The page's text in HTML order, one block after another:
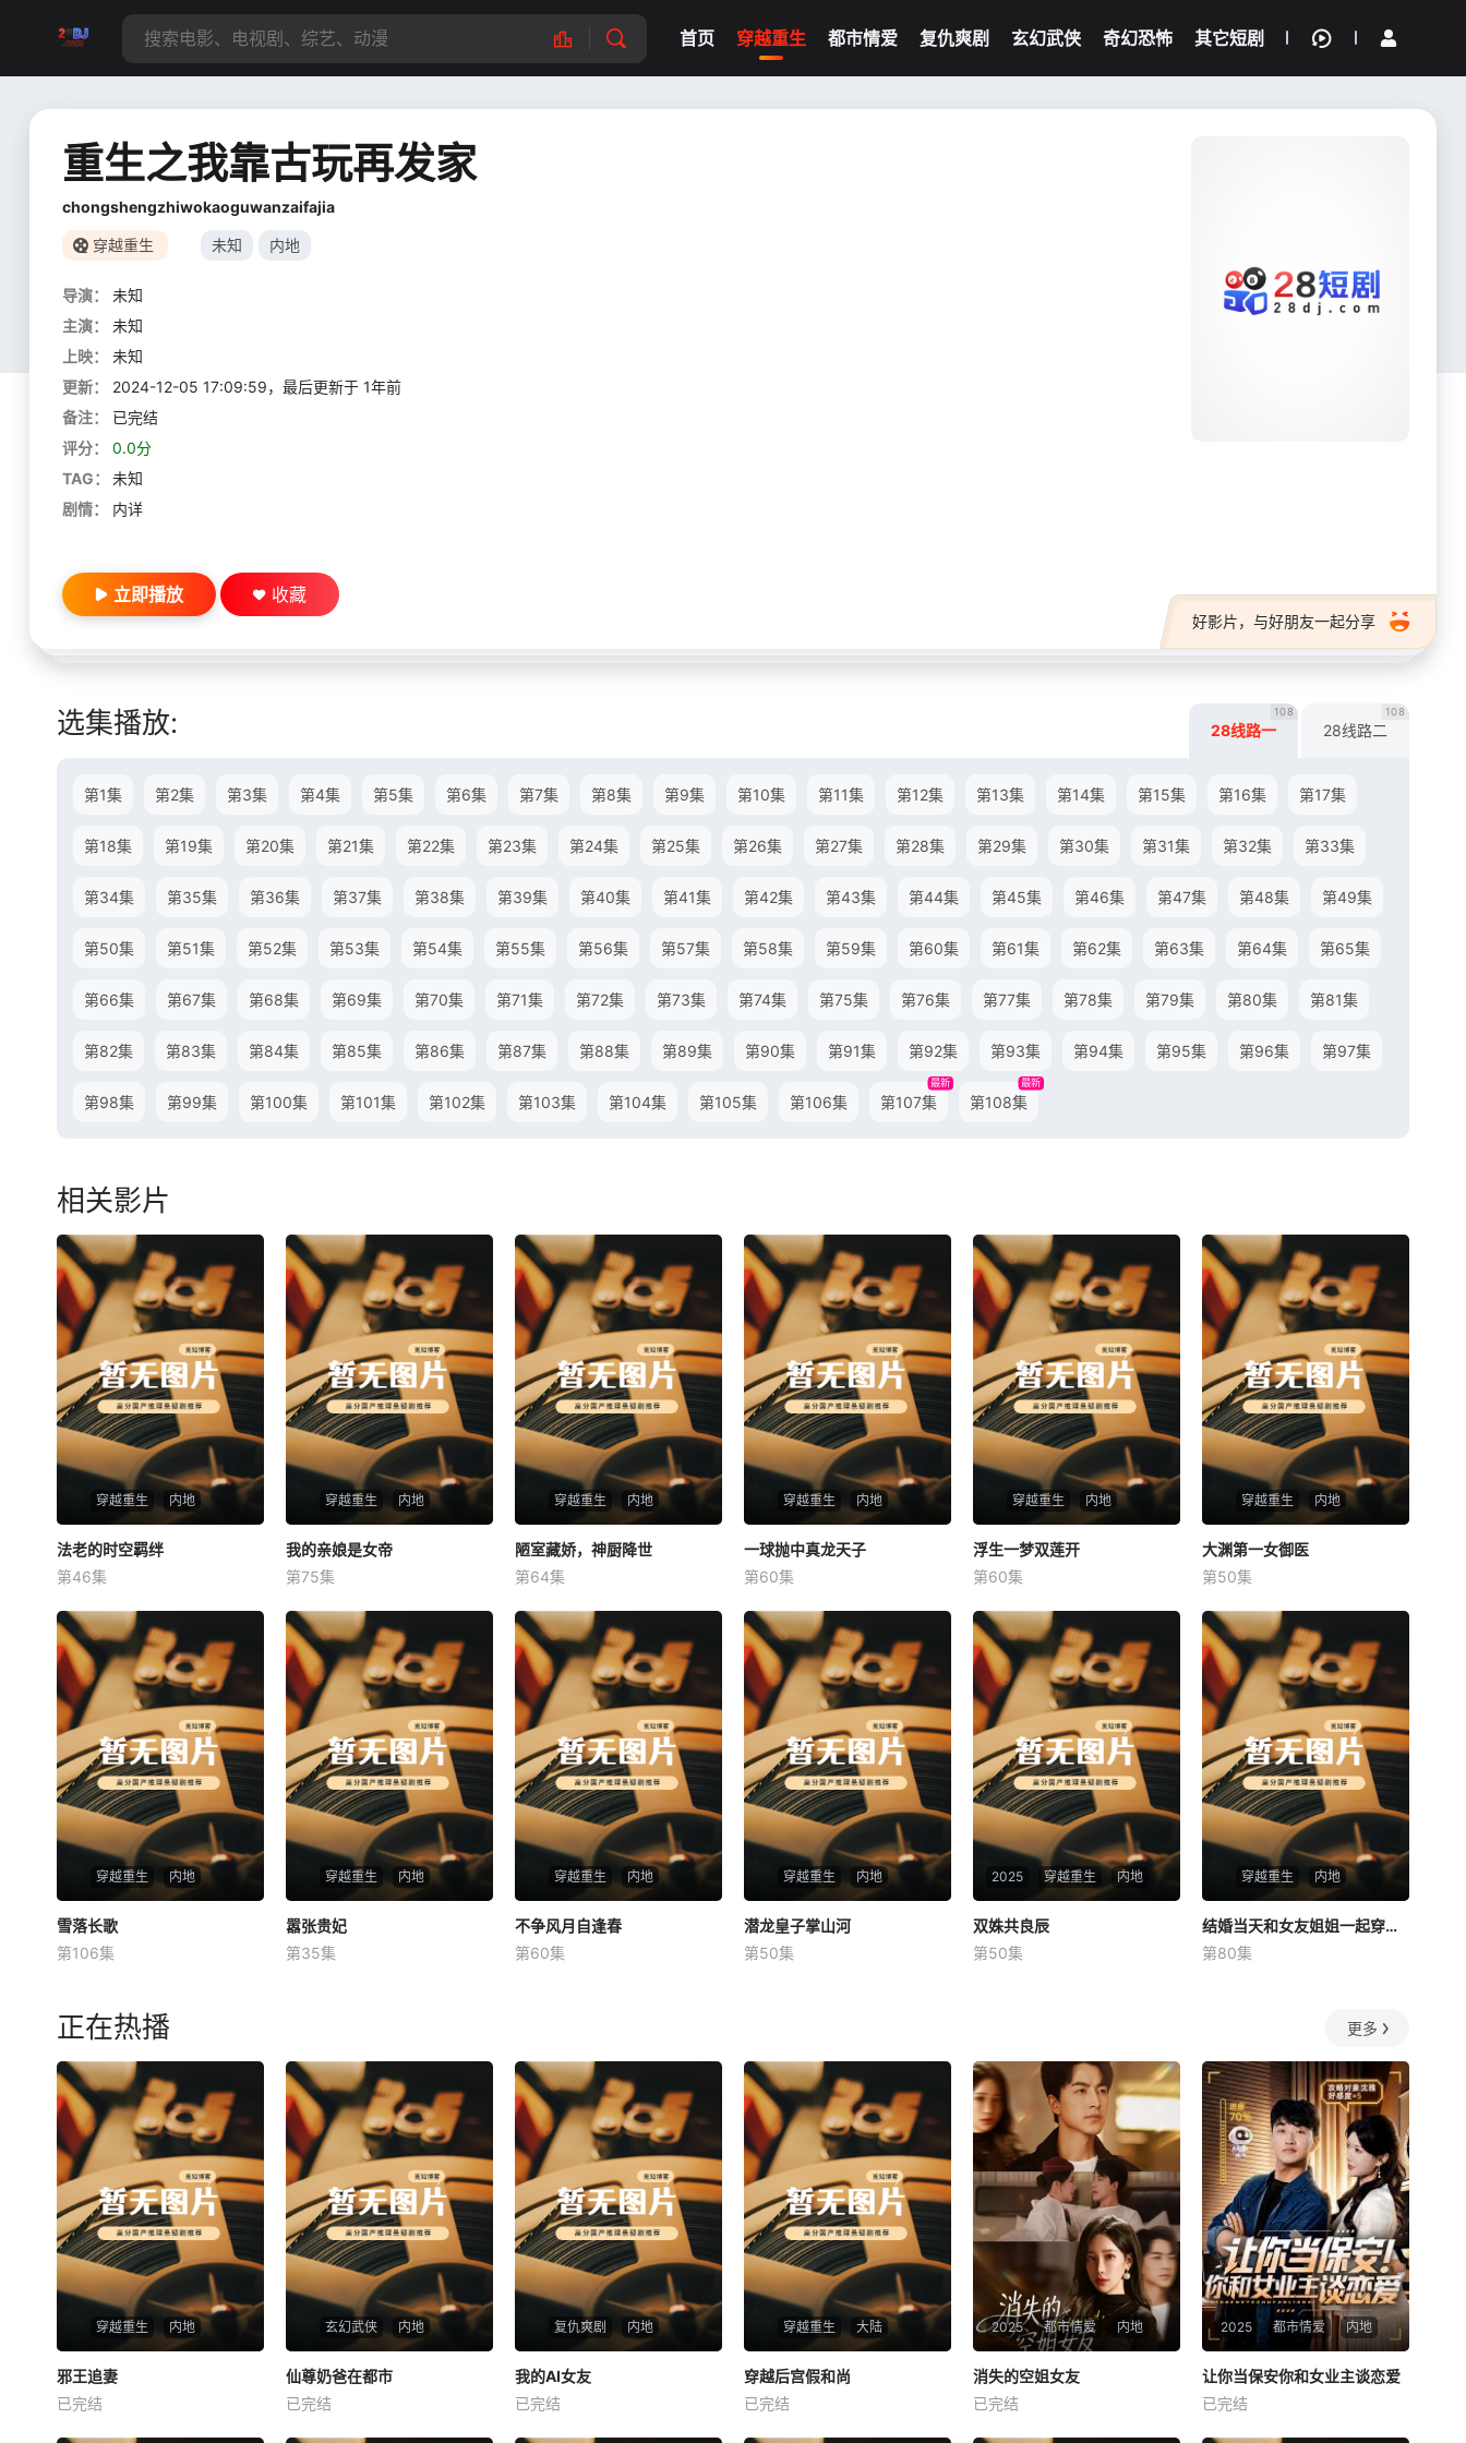
首页 穿越重生 都市情爱 复仇爽剧 玄幻武侠 奇幻恐怖 其它短剧
我的观影记录
重生之我靠古玩再发家
chongshengzhiwokaoguwanzaifajia
穿越重生 未知 内地
导演：
未知
主演：
未知
上映：
未知
更新：
2024-12-05 17:09:59，最后更新于 1年前
备注：
已完结
评分：
0.0分
TAG：
未知
剧情：
内详
好影片，与好朋友一起分享
立即播放 收藏
选集播放: 28线路一
108
28线路二
108
第1集 第2集 第3集 第4集 第5集 第6集 第7集 第8集 第9集 第10集 第11集 第12集 第13集 第14集 第15集 第16集 第17集
第18集 第19集 第20集 第21集 第22集 第23集 第24集 第25集 第26集 第27集 第28集 第29集 第30集 第31集 第32集 第33集
第34集 第35集 第36集 第37集 第38集 第39集 第40集 第41集 第42集 第43集 第44集 第45集 第46集 第47集 第48集 第49集
第50集 第51集 第52集 第53集 第54集 第55集 第56集 第57集 第58集 第59集 第60集 第61集 第62集 第63集 第64集 第65集
第66集 第67集 第68集 第69集 第70集 第71集 第72集 第73集 第74集 第75集 第76集 第77集 第78集 第79集 第80集 第81集
第82集 第83集 第84集 第85集 第86集 第87集 第88集 第89集 第90集 第91集 第92集 第93集 第94集 第95集 第96集 第97集
第98集 第99集 第100集 第101集 第102集 第103集 第104集 第105集 第106集 第107集
最新
第108集
最新
相关影片
穿越重生 内地
法老的时空羁绊
未知
法老的时空羁绊
第46集
穿越重生 内地
我的亲娘是女帝
未知
我的亲娘是女帝
第75集
穿越重生 内地
陋室藏娇，神厨降世
未知
陋室藏娇，神厨降世
第64集
穿越重生 内地
一球抛中真龙天子
未知
一球抛中真龙天子
第60集
穿越重生 内地
浮生一梦双莲开
未知
浮生一梦双莲开
第60集
穿越重生 内地
大渊第一女御医
未知
大渊第一女御医
第50集
穿越重生 内地
雪落长歌
未知
雪落长歌
第106集
穿越重生 内地
嚣张贵妃
未知
嚣张贵妃
第35集
穿越重生 内地
不争风月自逢春
未知
不争风月自逢春
第60集
穿越重生 内地
潜龙皇子掌山河
未知
潜龙皇子掌山河
第50集
2025 穿越重生 内地
双姝共良辰
未知
双姝共良辰
第50集
穿越重生 内地
结婚当天和女友姐姐一起穿越了
何釗遠、邵依蕊
结婚当天和女友姐姐一起穿越了
第80集
正在热播 更多
穿越重生 内地
邪王追妻
未知
邪王追妻
已完结
玄幻武侠 内地
仙尊奶爸在都市
未知
仙尊奶爸在都市
已完结
复仇爽剧 内地
我的AI女友
未知
我的AI女友
已完结
穿越重生 大陆
穿越后宫假和尚
未知
穿越后宫假和尚
已完结
2025 都市情爱 内地
消失的空姐女友
未知
消失的空姐女友
已完结
2025 都市情爱 内地
未知
让你当保安你和女业主谈恋爱
已完结